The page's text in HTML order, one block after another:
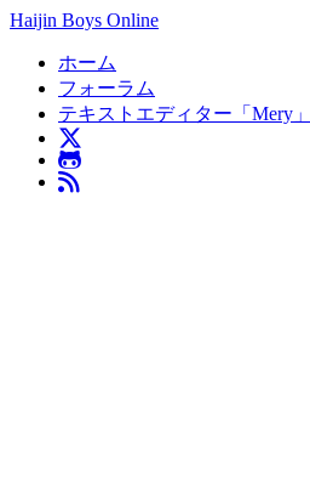
Haijin Boys Online
ホーム
フォーラム
テキストエディター「Mery」